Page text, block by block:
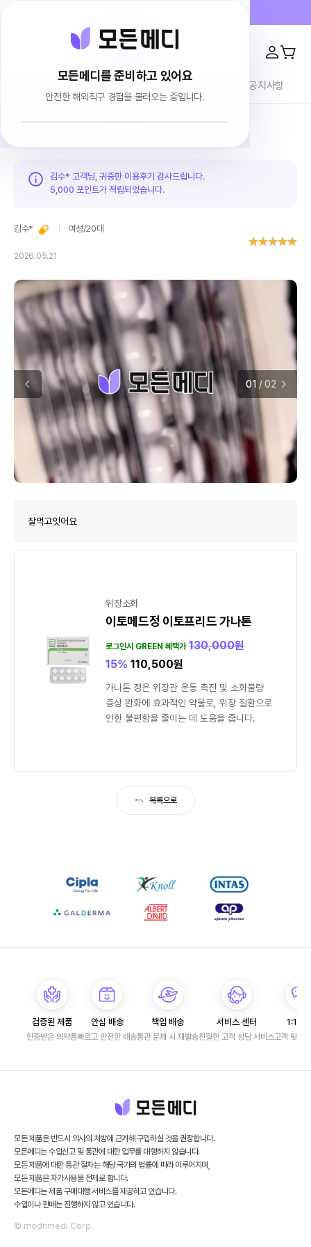
모든메디를 준비하고 있어요
안전한 해외직구 경험을 불러오는 중입니다.
이용후기 브랜드소개 공지사항
김수* 고객님, 귀중한 이용후기 감사드립니다.
5,000 포인트가 적립되었습니다.
김수* 여성/20대
2026.05.21
01 /02
잘먹고잇어요
위장소화
이토메드정 이토프리드 가나톤
로그인시 GREEN 혜택가 130,000원
15% 110,500원
가나톤 정은 위장관 운동 촉진 및 소화불량
증상 완화에 효과적인 약물로, 위장 질환으로
인한 불편함을 줄이는 데 도움을 줍니다.
목록으로
검증된 제품
인증받은 의약품
안심 배송
빠르고 안전한 배송
책임 배송
통관 문제 시 재발송
서비스 센터
친절한 고객 상담 서비스
1:1 문
고객 맞춤
모든 제품은 반드시 의사의 처방에 근거해 구입하실 것을 권장합니다.
모든메디는 수입신고 및 통관에 대한 업무를 대행하지 않습니다.
모든 제품에 대한 통관 절차는 해당 국가의 법률에 따라 이루어지며,
모든 제품은 자가사용을 전제로 합니다.
모든메디는 제품 구매대행 서비스를 제공하고 있습니다.
수입이나 판매는 진행하지 않고 있습니다.
© modnmedi Corp.